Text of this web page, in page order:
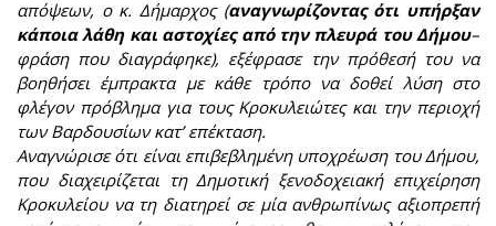
απόψεων, ο κ. Δήμαρχος (αναγνωρίζοντας ότι υπήρξαν
κάποια λάθη και αστοχίες από την πλευρά του Δήμου–
φράση που διαγράφηκε), εξέφρασε την πρόθεσή του να
βοηθήσει έμπρακτα με κάθε τρόπο να δοθεί λύση στο
φλέγον πρόβλημα για τους Κροκυλειώτες και την περιοχή
των Βαρδουσίων κατ’ επέκταση.
Αναγνώρισε ότι είναι επιβεβλημένη υποχρέωση του Δήμου,
που διαχειρίζεται τη Δημοτική ξενοδοχειακή επιχείρηση
Κροκυλείου να τη διατηρεί σε μία ανθρωπίνως αξιοπρεπή